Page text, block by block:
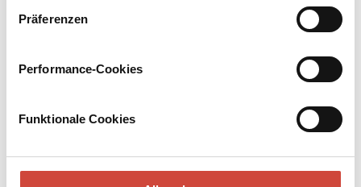
Präferenzen
Performance-Cookies
Funktionale Cookies
Nick Charles hat sich geschworen, um keinen Preis der Welt
Privatmann auf, womit er sich beruflich nicht befassen möchte.
Taschenbuch
240 Seiten
erschienen am 01. Januar 1976